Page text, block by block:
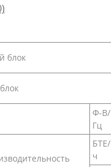
блок
Ф-В/
Гц
БТЕ/
ч